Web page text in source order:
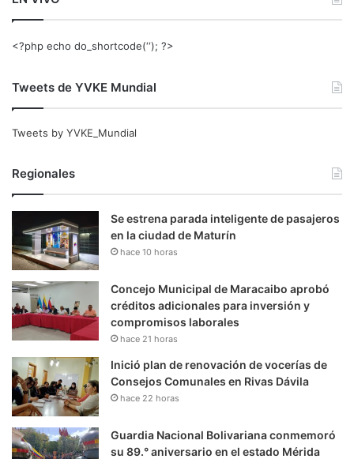
<?php echo do_shortcode(‘‘); ?>
Tweets de YVKE Mundial
Tweets by YVKE_Mundial
Regionales
Se estrena parada inteligente de pasajeros
en la ciudad de Maturín
hace 10 horas
Concejo Municipal de Maracaibo aprobó
créditos adicionales para inversión y
compromisos laborales
hace 21 horas
Inició plan de renovación de vocerías de
Consejos Comunales en Rivas Dávila
hace 22 horas
Guardia Nacional Bolivariana conmemoró
su 89.° aniversario en el estado Mérida